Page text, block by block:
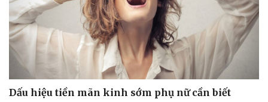
Dấu hiệu tiền mãn kinh sớm phụ nữ cần biết